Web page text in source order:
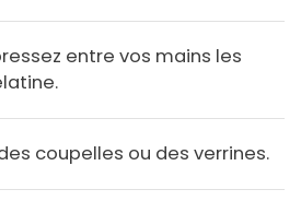
entre vos mains les
coupelles ou des verrines.